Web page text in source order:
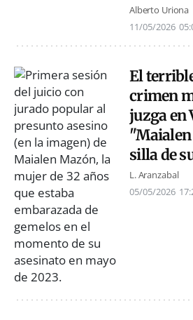
Alberto Uriona
11/05/2026
El
crimen
juzga en
silla de
L. Aranzabal
05/05/2026